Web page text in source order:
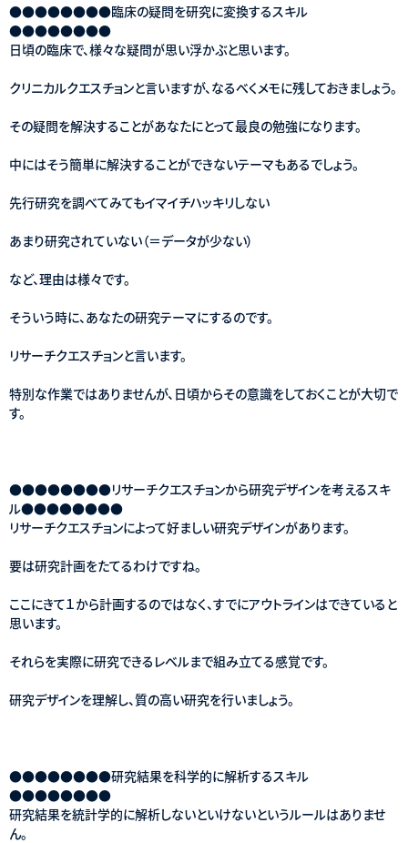
●●●●●●●●臨床の疑問を研究に変換するスキル
●●●●●●●●
日頃の臨床で、様々な疑問が思い浮かぶと思います。
クリニカルクエスチョンと言いますが、なるべくメモに残しておきましょう。
その疑問を解決することがあなたにとって最良の勉強になります。
中にはそう簡単に解決することができないテーマもあるでしょう。
先行研究を調べてみてもイマイチハッキリしない
あまり研究されていない（＝データが少ない）
など、理由は様々です。
そういう時に、あなたの研究テーマにするのです。
リサーチクエスチョンと言います。
特別な作業ではありませんが、日頃からその意識をしておくことが大切で
す。
●●●●●●●●リサーチクエスチョンから研究デザインを考えるスキ
ル●●●●●●●●
リサーチクエスチョンによって好ましい研究デザインがあります。
要は研究計画をたてるわけですね。
ここにきて１から計画するのではなく、すでにアウトラインはできていると
思います。
それらを実際に研究できるレベルまで組み立てる感覚です。
研究デザインを理解し、質の高い研究を行いましょう。
●●●●●●●●研究結果を科学的に解析するスキル
●●●●●●●●
研究結果を統計学的に解析しないといけないというルールはありませ
ん。